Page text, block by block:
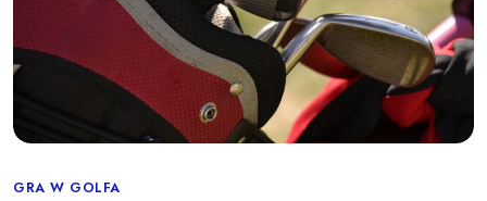
Categories
GRA W GOLFA